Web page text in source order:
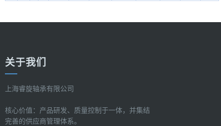
关于我们
上海睿旋轴承有限公司
核心价值：产品研发、质量控制于一体，并集结
完善的供应商管理体系。